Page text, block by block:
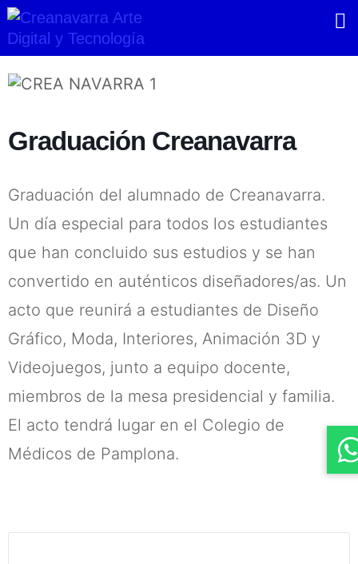
Ir
al
contenido
Graduación Creanavarra
Graduación del alumnado de Creanavarra.
Un día especial para todos los estudiantes
que han concluido sus estudios y se han
convertido en auténticos diseñadores/as. Un
acto que reunirá a estudiantes de Diseño
Gráfico, Moda, Interiores, Animación 3D y
Videojuegos, junto a equipo docente,
miembros de la mesa presidencial y familia.
El acto tendrá lugar en el Colegio de
Médicos de Pamplona.